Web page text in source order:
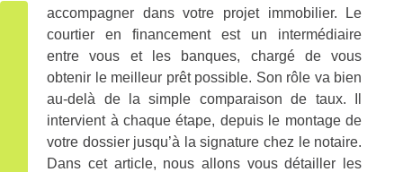
accompagner dans votre projet immobilier. Le
courtier en financement est un intermédiaire
entre vous et les banques, chargé de vous
obtenir le meilleur prêt possible. Son rôle va bien
au-delà de la simple comparaison de taux. Il
intervient à chaque étape, depuis le montage de
votre dossier jusqu’à la signature chez le notaire.
Dans cet article, nous allons vous détailler les